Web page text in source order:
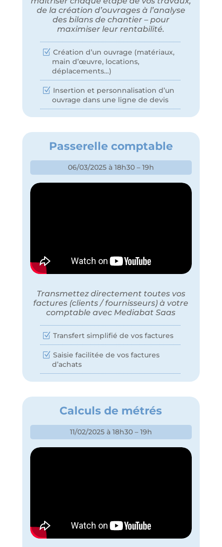
de la création d’ouvrages à l’analyse
des bilans de chantier – pour
maximiser leur rentabilité.
Création d’un ouvrage (matériaux,
main d’œuvre, locations,
déplacements…)
Insertion et personnalisation d’un
ouvrage dans une ligne de devis
Passerelle comptable
06/03/2025 à 18h30 – 19h
Transmettez directement toutes vos
factures (clients / fournisseurs) à votre
comptable avec Mediabat Saas
Transfert simplifié de vos factures
Saisie facilitée de vos factures
d’achats
Calculs de métrés
11/02/2025 à 18h30 – 19h